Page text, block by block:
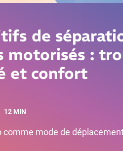
de
motorisés :
et confort
12 MIN
comme mode de